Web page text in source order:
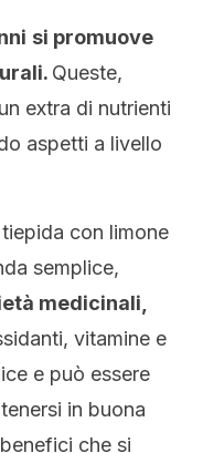
si promuove
Queste,
extra di nutrienti
aspetti a livello
con limone
semplice,
medicinali,
vitamine e
e può essere
in buona
che si